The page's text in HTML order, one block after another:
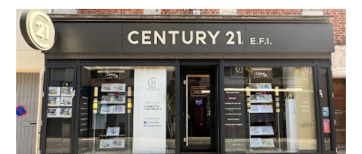
CENTURY 21 E.F.I.
200 rue Pierre Brossolette
NOISY LE GRAND - 93160
Envoyer un message